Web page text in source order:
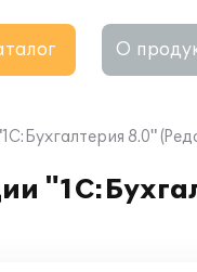
О
8.0"